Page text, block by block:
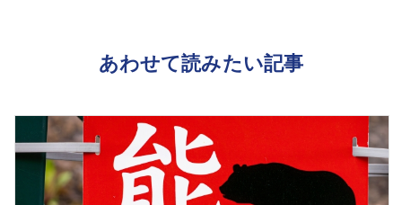
あわせて読みたい記事